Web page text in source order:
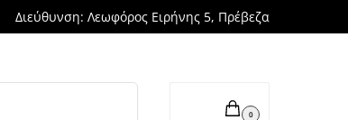
Διεύθυνση: Λεωφόρος Ειρήνης 5, Πρέβεζα
0